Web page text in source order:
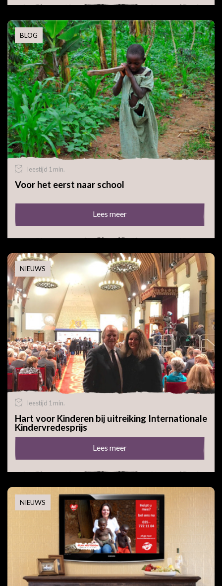
Voor het eerst naar school
leestijd 1 min.
BLOG
Lees meer
Hart voor Kinderen bij uitreiking Internationale
Kindervredesprijs
leestijd 1 min.
NIEUWS
Lees meer
NIEUWS